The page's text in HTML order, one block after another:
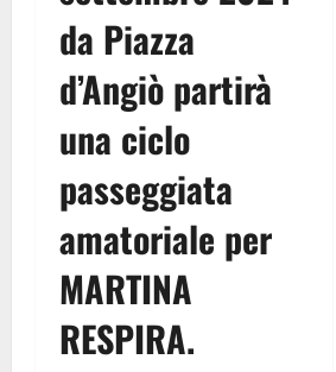
da Piazza
d’Angiò partirà
una ciclo
passeggiata
amatoriale per
MARTINA
RESPIRA.